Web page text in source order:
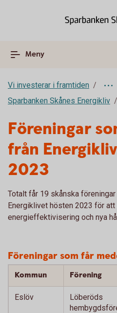
Meny
Vi investerar i framtiden
Sparbanken Skånes Energikliv
Föreningar
från
2023
Totalt får 19 skånska
Energiklivet hösten 2023 för
energieffektivisering och nya
Föreningar som får
Kommun Förening
Eslöv
Löberöds